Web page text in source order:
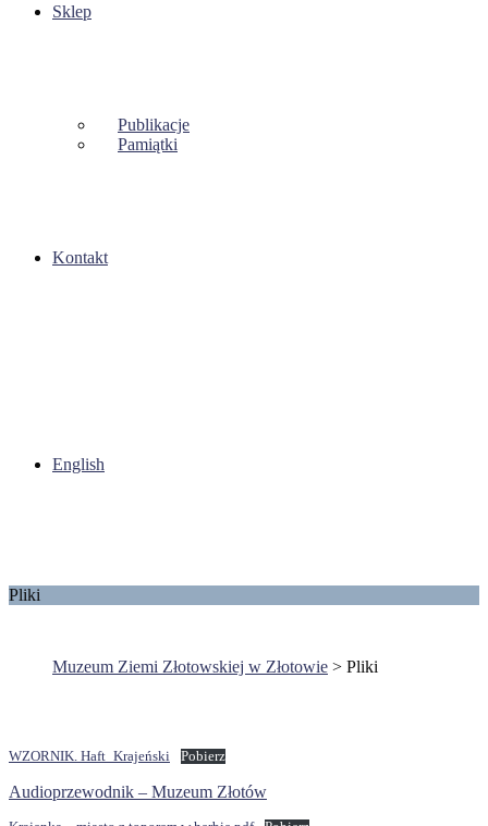
Sklep
Publikacje
Pamiątki
Kontakt
English
Pliki
Muzeum Ziemi Złotowskiej w Złotowie > Pliki
WZORNIK. Haft_Krajeński Pobierz
Audioprzewodnik – Muzeum Złotów